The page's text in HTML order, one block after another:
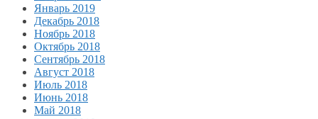
Январь 2019
Декабрь 2018
Ноябрь 2018
Октябрь 2018
Сентябрь 2018
Август 2018
Июль 2018
Июнь 2018
Май 2018